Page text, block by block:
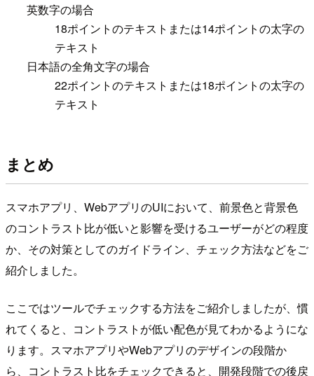
英数字の場合
18ポイントのテキストまたは14ポイントの太字の
テキスト
日本語の全角文字の場合
22ポイントのテキストまたは18ポイントの太字の
テキスト
まとめ
スマホアプリ、WebアプリのUIにおいて、前景色と背景色
のコントラスト比が低いと影響を受けるユーザーがどの程度
か、その対策としてのガイドライン、チェック方法などをご
紹介しました。
ここではツールでチェックする方法をご紹介しましたが、慣
れてくると、コントラストが低い配色が見てわかるようにな
ります。スマホアプリやWebアプリのデザインの段階か
ら、コントラスト比をチェックできると、開発段階での後戻